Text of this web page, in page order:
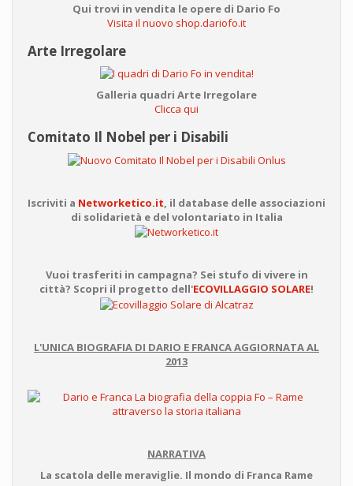
Qui trovi in vendita le opere di Dario Fo
Visita il nuovo shop.dariofo.it
Arte Irregolare
Galleria quadri Arte Irregolare
Clicca qui
Comitato Il Nobel per i Disabili
Iscriviti a Networketico.it , il database delle associazioni
di solidarietà e del volontariato in Italia
Vuoi trasferiti in campagna? Sei stufo di vivere in
città? Scopri il progetto dell'ECOVILLAGGIO SOLARE!
L'UNICA BIOGRAFIA DI DARIO E FRANCA AGGIORNATA AL
2013
NARRATIVA
La scatola delle meraviglie. Il mondo di Franca Rame